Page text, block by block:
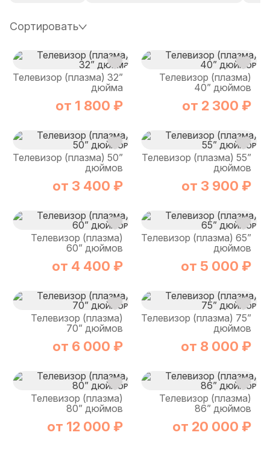
Сортировать
Телевизор (плазма) 32”
дюйма
от 1 800 ₽
Телевизор (плазма)
40” дюймов
от 2 300 ₽
Телевизор (плазма) 50”
дюймов
от 3 400 ₽
Телевизор (плазма) 55”
дюймов
от 3 900 ₽
Телевизор (плазма)
60” дюймов
от 4 400 ₽
Телевизор (плазма) 65”
дюймов
от 5 000 ₽
Телевизор (плазма)
70” дюймов
от 6 000 ₽
Телевизор (плазма) 75”
дюймов
от 8 000 ₽
Телевизор (плазма)
80” дюймов
от 12 000 ₽
Телевизор (плазма)
86” дюймов
от 20 000 ₽